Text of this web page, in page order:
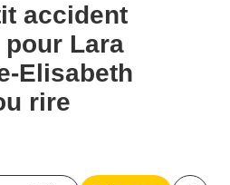
accident
Lara
Elisabeth
rire